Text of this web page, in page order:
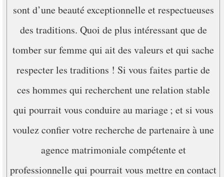
sont d’une beauté exceptionnelle et respectueuses
des traditions. Quoi de plus intéressant que de
tomber sur femme qui ait des valeurs et qui sache
respecter les traditions ! Si vous faites partie de
ces hommes qui recherchent une relation stable
qui pourrait vous conduire au mariage ; et si vous
voulez confier votre recherche de partenaire à une
agence matrimoniale compétente et
professionnelle qui pourrait vous mettre en contact